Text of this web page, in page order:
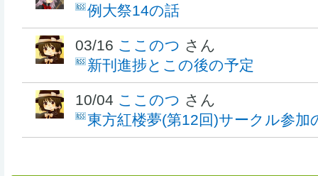
例大祭14の話
03/16 ここのつ さん
新刊進捗とこの後の予定
10/04 ここのつ さん
東方紅楼夢(第12回)サークル参加